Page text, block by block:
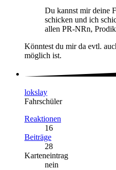
Du kannst mir deine
schicken und ich
allen PR-NRn,
Könntest du mir da evtl.
möglich ist.
lokslay
Fahrschüler
Reaktionen
16
Beiträge
28
Karteneintrag
nein